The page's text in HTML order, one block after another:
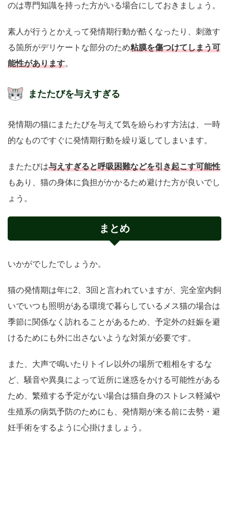
のは専門知識を持った方がいる場合にしておきましょう。
素人が行うとかえって発情期行動が酷くなったり、刺激す
る箇所がデリケートな部分のため粘膜を傷つけてしまう可
能性があります。
またたびを与えすぎる
発情期の猫にまたたびを与えて気を紛らわす方法は、一時
的なものですぐに発情期行動を繰り返してしまいます。
またたびは与えすぎると呼吸困難などを引き起こす可能性
もあり、猫の身体に負担がかかるため避けた方が良いでし
ょう。
まとめ
いかがでしたでしょうか。
猫の発情期は年に2、3回と言われていますが、完全室内飼
いでいつも照明がある環境で暮らしているメス猫の場合は
季節に関係なく訪れることがあるため、予定外の妊娠を避
けるためにも外に出さないような対策が必要です。
また、大声で鳴いたりトイレ以外の場所で粗相をするな
ど、騒音や異臭によって近所に迷惑をかける可能性がある
ため、繁殖する予定がない場合は猫自身のストレス軽減や
生殖系の病気予防のためにも、発情期が来る前に去勢・避
妊手術をするように心掛けましょう。